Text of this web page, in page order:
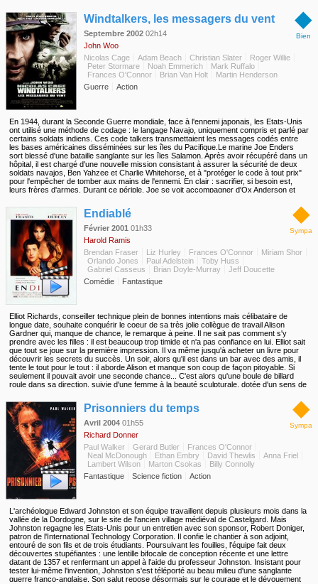
◆
Bien
Windtalkers, les messagers du vent
Septembre 2002 02h14
John Woo
Nicolas Cage
Adam Beach Christian Slater
Roger Willie
Peter Stormare
Noah Emmerich
Mark Ruffalo
Frances O'Connor
Brian Van Holt
Martin Henderson
Guerre
Action
En 1944, durant la Seconde Guerre mondiale, face à l'ennemi japonais, les Etats-Unis
ont utilisé une méthode de codage : le langage Navajo, uniquement compris et parlé par
certains soldats indiens. Ces code talkers transmettaient les messages codés entre
les bases américaines disséminées sur les îles du Pacifique.Le marine Joe Enders
sort blessé d'une bataille sanglante sur les îles Salamon. Après avoir récupéré dans un
hôpital, il est chargé d'une nouvelle mission consistant à assurer la sécurité de deux
soldats navajos, Ben Yahzee et Charlie Whitehorse, et à "protéger le code à tout prix"
pour l'empêcher de tomber aux mains de l'ennemi. En clair : sacrifier, si besoin est,
leurs frères d'armes. Durant ce périple, Joe se voit accompagner d'Ox Anderson et
Navajos et leurs "anges gardiens".
◆
Sympa
Endiablé
Février 2001 01h33
Harold Ramis
Brendan Fraser
Liz Hurley Frances O'Connor
Miriam Shor
Orlando Jones
Paul Adelstein
Toby Huss
Gabriel Casseus
Brian Doyle-Murray
Jeff Doucette
Comédie
Fantastique
Elliot Richards, conseiller technique plein de bonnes intentions mais célibataire de
longue date, souhaite conquérir le coeur de sa très jolie collègue de travail Alison
Gardner qui, manque de chance, le remarque à peine. Il ne sait pas comment s'y
prendre avec les filles : il est beaucoup trop timide et n'a pas confiance en lui. Elliot sait
que tout se joue sur la première impression. Il va même jusqu'à acheter un livre pour
découvrir les secrets du succès. Un soir, alors qu'il est dans un bar avec des amis, il
tente le tout pour le tout : il aborde Alison et manque son coup de façon pitoyable. Si
seulement il pouvait avoir une seconde chance... C'est alors qu'une boule de billard
roule dans sa direction, suivie d'une femme à la beauté sculpturale, dotée d'un sens de
à son appel, mais le Diable, lui, s'est empressé de le faire. Cette grande séductrice
prétend pouvoir exaucer sept voeux censés lui faire gagner l'amour d'Allison en
échange de quoi Elliot doit lui donner son âme. Celui-ci, naïf, conclut aussitôt un pacte
avec le Diable à ses risques et périls. D'abord, Elliot demande à être riche, puissant et
marié à Alison. Lorsqu'il se réveille le lendemain matin, il réalise qu'il est tout cela et bien
plus encore : un baron de la drogue colombien.
◆
Sympa
Prisonniers du temps
Avril 2004 01h55
Richard Donner
Paul Walker
Gerard Butler
Frances O'Connor
Neal McDonough
Ethan Embry David Thewlis
Anna Friel
Lambert Wilson
Marton Csokas
Billy Connolly
Fantastique
Science fiction Action
L'archéologue Edward Johnston et son équipe travaillent depuis plusieurs mois dans la
vallée de la Dordogne, sur le site de l'ancien village médiéval de Castelgard. Mais
Johnston regagne les Etats-Unis pour un entretien avec son sponsor, Robert Doniger,
patron de l'International Technology Corporation. Il confie le chantier à son adjoint,
entouré de son fils et de trois étudiants. Poursuivant les fouilles, l'équipe fait deux
découvertes stupéfiantes : une lentille bifocale de conception récente et une lettre
datant de 1357 et renfermant un appel à l'aide du professeur Johnston. Insistant pour
tester lui-même l'invention, Johnston s'est téléporté au beau milieu d'une sanglante
guerre franco-anglaise. Son salut repose désormais sur le courage et le dévouement